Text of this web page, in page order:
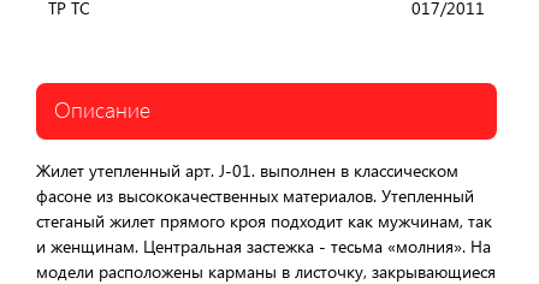
ТР ТС 017/2011
Описание
Жилет утепленный арт. J-01. выполнен в классическом
фасоне из высококачественных материалов. Утепленный
стеганый жилет прямого кроя подходит как мужчинам, так
и женщинам. Центральная застежка - тесьма «молния». На
модели расположены карманы в листочку, закрывающиеся